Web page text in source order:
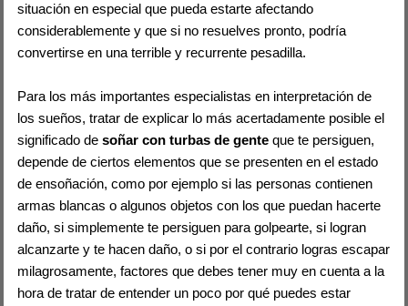
situación en especial que pueda estarte afectando
considerablemente y que si no resuelves pronto, podría
convertirse en una terrible y recurrente pesadilla.
Para los más importantes especialistas en interpretación de
los sueños, tratar de explicar lo más acertadamente posible el
significado desoñar con turbas de gente que te persiguen,
depende de ciertos elementos que se presenten en el estado
de ensoñación, como por ejemplo si las personas contienen
armas blancas o algunos objetos con los que puedan hacerte
daño, si simplemente te persiguen para golpearte, si logran
alcanzarte y te hacen daño, o si por el contrario logras escapar
milagrosamente, factores que debes tener muy en cuenta a la
hora de tratar de entender un poco por qué puedes estar